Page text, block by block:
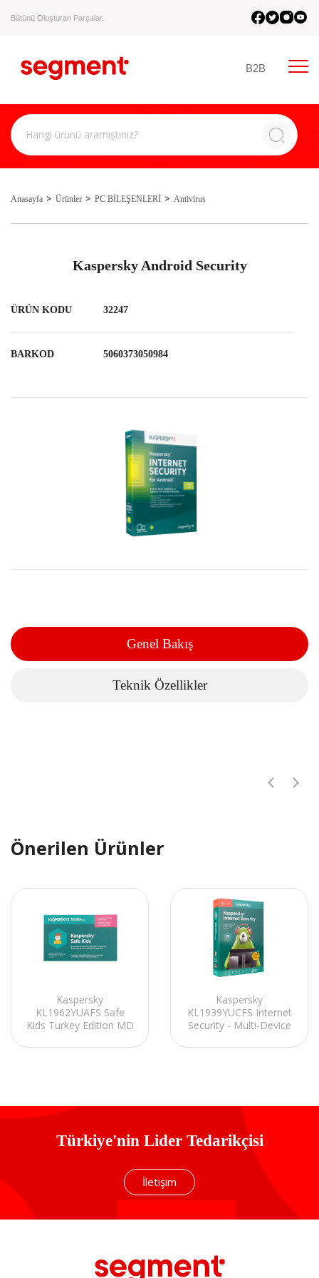
Bütünü Oluşturan Parçalar.
B2B
Anasayfa Ürünler PC BİLEŞENLERİ Antivirus
Kaspersky Android Security
ÜRÜN KODU 32247
BARKOD 5060373050984
Genel Bakış
Teknik Özellikler
Önerilen Ürünler
Kaspersky
KL1962YUAFS Safe
Kids Turkey Edition MD
Kaspersky
KL1939YUCFS Internet
Security - Multi-Device
Türkiye'nin Lider Tedarikçisi
İletişim